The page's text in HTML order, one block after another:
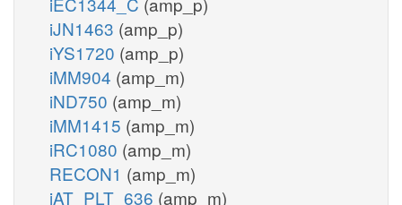
iJN1463 (amp_p)
iYS1720 (amp_p)
iMM904 (amp_m)
iND750 (amp_m)
iMM1415 (amp_m)
iRC1080 (amp_m)
RECON1 (amp_m)
iAT_PLT_636 (amp_m)